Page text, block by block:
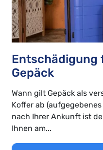
Entschädigung
Gepäck
Wann gilt Gepäck als
Koffer ab
nach Ihrer Ankunft ist
Ihnen am...